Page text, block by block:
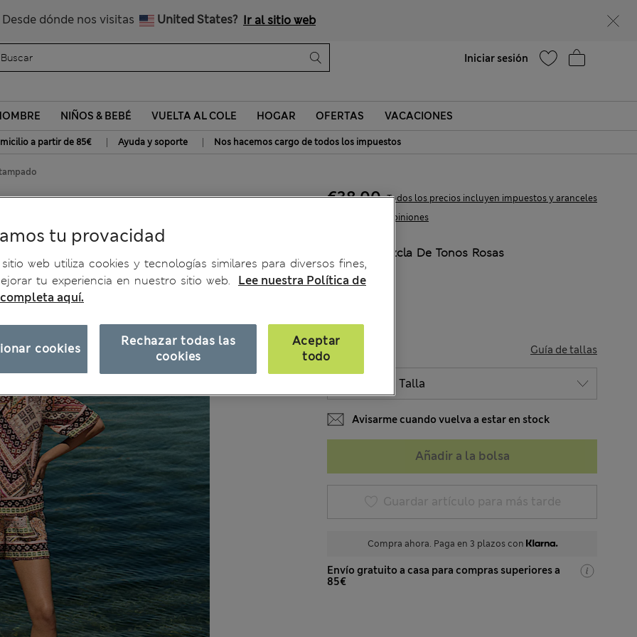
Desde dónde nos visitas United States? Ir al sitio web
Iniciar sesión
NIÑOS & BEBÉ VUELTA AL COLE HOGAR OFERTAS VACACIONES
a partir de 85€ | Ayuda y soporte | Nos hacemos cargo de todos los impuestos
14 Opiniones
€38,00 Todos los precios incluyen impuestos y aranceles
Mezcla De Tonos Rosas
Agotado
TALLA Guía de tallas
Avisarme cuando vuelva a estar en stock
Añadir a la bolsa
Guardar artículo para más tarde
Compra ahora. Paga en 3 plazos con
Envío gratuito a casa para compras superiores a
85€
tu provacidad
web utiliza cookies y tecnologías similares para diversos fines,
tu experiencia en nuestro sitio web.
Lee nuestra Política de
aquí.
Rechazar todas las
cookies
Aceptar
todo
cookies